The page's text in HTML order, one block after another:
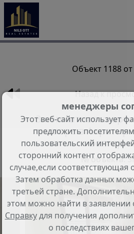
Объект 1188 от
Назад к
3-комнатная
на море в
№ объекта:
менеджеры
Этот веб-сайт использует
предложить
пользовательский
сторонний контент
случае,если соответствующая
Затем обработка данных
третьей стране.
этом можно найти в
Справкудля получения
о последствиях